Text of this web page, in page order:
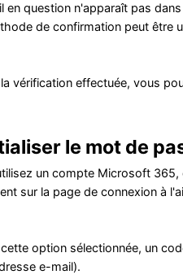
en question n'apparaît pas
de confirmation peut être
vérification effectuée, vous
le mot de
un compte Microsoft
sur la page de connexion à
option sélectionnée, un
e-mail).